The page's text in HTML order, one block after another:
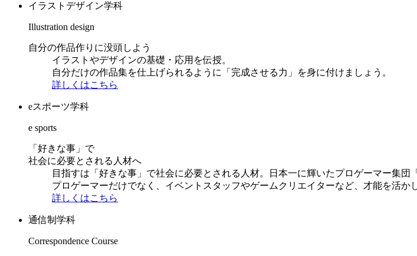
イラストデザイン学科
Illustration design
自分の作品作りに没頭しよう
イラストやデザインの基礎・応用を伝授。
自分だけの作品集を仕上げられるように「完成させる力」を身に付けましょう。
詳しくはこちら
eスポーツ学科
e sports
「好きな事」で
社会に必要とされる人材へ
目指すは「好きな事」で社会に必要とされる人材。日本一に輝いたプロゲーマー集団
プロゲーマーだけでなく、イベントスタッフやゲームクリエイターなど、才能を活か
詳しくはこちら
通信制学科
Correspondence Course